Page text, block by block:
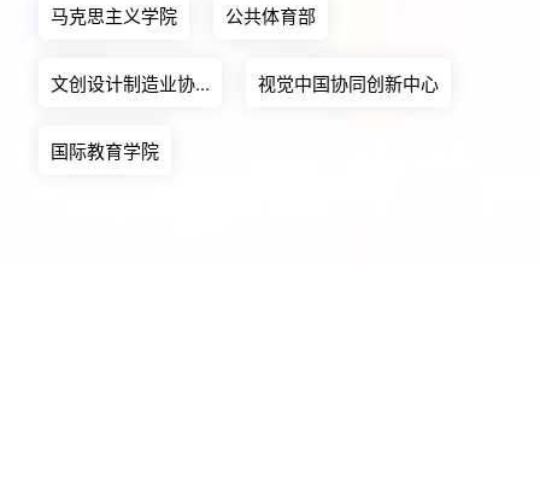
马克思主义学院 公共体育部
文创设计制造业协... 视觉中国协同创新中心
国际教育学院